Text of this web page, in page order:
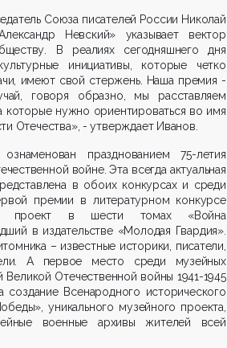
Союза писателей России Николай
Невский» указывает вектор
В реалиях сегодняшнего дня
инициативы, которые четко
имеют свой стержень. Наша премия -
говоря образно, мы расставляем
которые нужно ориентироваться во имя
Отечества», - утверждает Иванов.
празднованием 75-летия
войне. Эта всегда актуальная
в обоих конкурсах и среди
премии в литературном конкурсе
проект в шести томах «Война
в издательстве «Молодая Гвардия».
– известные историки, писатели,
А первое место среди музейных
Великой Отечественной войны 1941-1945
создание Всенародного исторического
уникального музейного проекта,
военные архивы жителей всей